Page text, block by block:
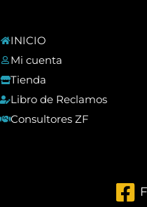
INICIO
Mi cuenta
Tienda
Libro de Reclamos
Consultores ZF